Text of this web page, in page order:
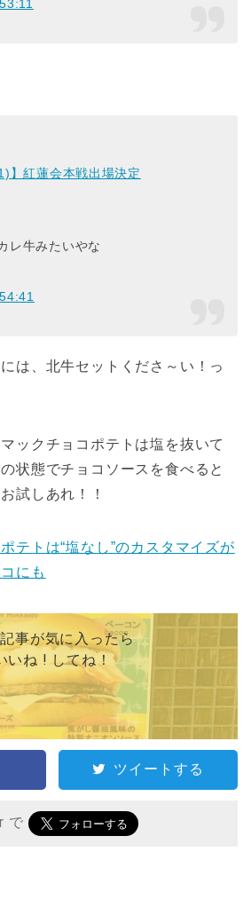
】紅蓮会本戦出場決定
レ牛みたいやな
は、北牛セットくださ～い！っ
ックチョコポテトは塩を抜いて
状態でチョコソースを食べると
試しあれ！！
テトは“塩なし”のカスタマイズが
にも
事が気に入ったら
いね ! してね！
ツイートする
で